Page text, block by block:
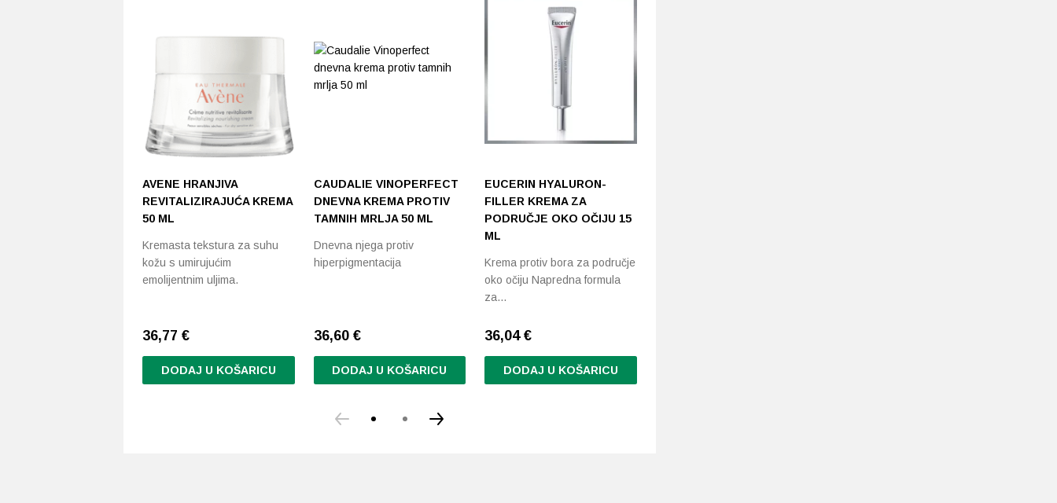
AVENE HRANJIVA
REVITALIZIRAJUĆA KREMA
50 ML
Kremasta tekstura za suhu
kožu s umirujućim
emolijentnim uljima.
36,77 €
DODAJ U KOŠARICU
CAUDALIE VINOPERFECT
DNEVNA KREMA PROTIV
TAMNIH MRLJA 50 ML
Dnevna njega protiv
hiperpigmentacija
36,60 €
DODAJ U KOŠARICU
EUCERIN HYALURON-
FILLER KREMA ZA
PODRUČJE OKO OČIJU 15
ML
Krema protiv bora za područje
oko očiju Napredna formula
za…
36,04€
DODAJ U KOŠARICU